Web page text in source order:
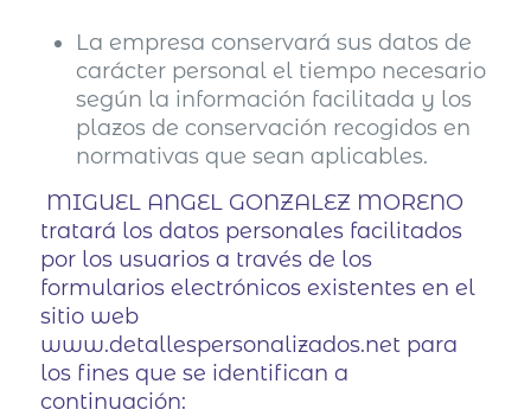
La empresa conservará sus datos de
carácter personal el tiempo necesario
según la información facilitada y los
plazos de conservación recogidos en
normativas que sean aplicables.
MIGUEL ANGEL GONZALEZ MORENO
tratará los datos personales facilitados
por los usuarios a través de los
formularios electrónicos existentes en el
sitio web
www.detallespersonalizados.net para
los fines que se identifican a
continuación: